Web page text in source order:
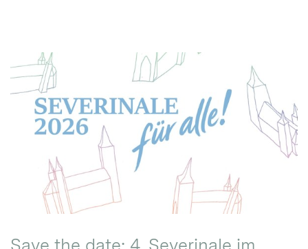
Save the date: 4. Severinale im